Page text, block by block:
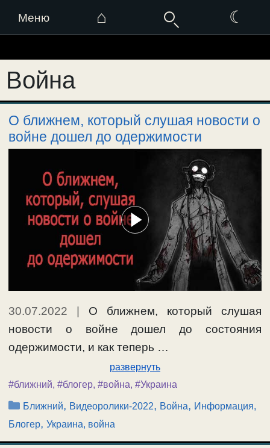
Меню ⌂ ☾
к
содержимому
Война
О ближнем, который слушая новости о
войне дошел до одержимости
30.07.2022 | О ближнем, который слушая
новости о войне дошел до состояния
одержимости, и как теперь …
развернуть
#ближний, #блогер, #война, #Украина
Рубрики
Ближний, Видеоролики-2022, Война, Информация,
Блогер, Украина, война